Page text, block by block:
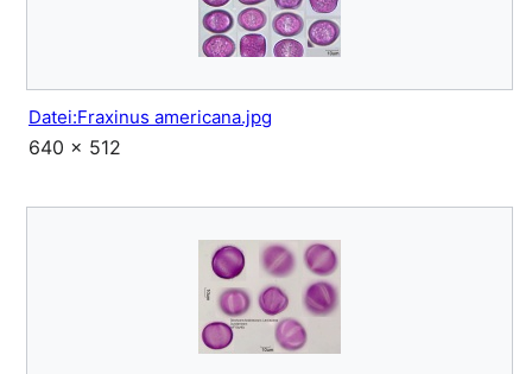
Datei:Fraxinus americana.jpg
640 × 512